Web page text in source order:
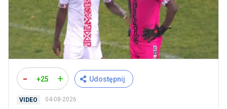
- +25 + Udostępnij
VIDEO 04-08-2026